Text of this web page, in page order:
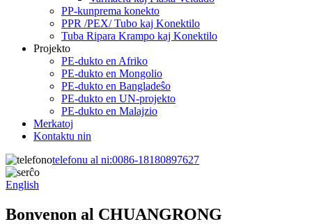
PP-kunprema konekto
PPR /PEX/ Tubo kaj Konektilo
Tuba Ripara Krampo kaj Konektilo
Projekto
PE-dukto en Afriko
PE-dukto en Mongolio
PE-dukto en Bangladeŝo
PE-dukto en UN-projekto
PE-dukto en Malajzio
Merkatoj
Kontaktu nin
telefonu al ni:0086-18180897627
English
Bonvenon al CHUANGRONG